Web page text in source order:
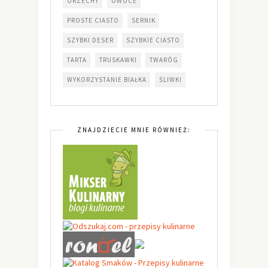
PROSTE CIASTO SERNIK
SZYBKI DESER SZYBKIE CIASTO
TARTA TRUSKAWKI TWARÓG
WYKORZYSTANIE BIAŁKA ŚLIWKI
ZNAJDZIECIE MNIE RÓWNIEŻ: